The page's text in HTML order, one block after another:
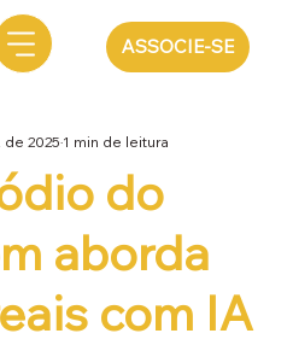
ASSOCIE-SE
do
aborda
com IA
de 20251 min de leitura